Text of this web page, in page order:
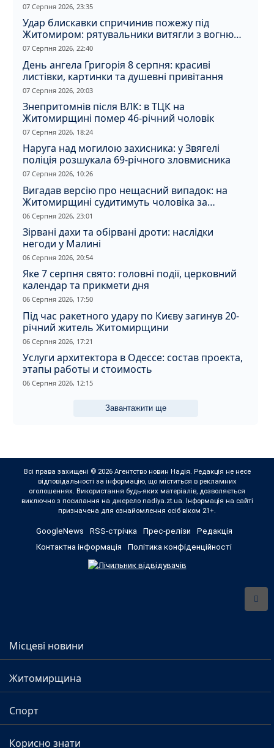
07 Серпня 2026, 23:35
Удар блискавки спричинив пожежу під
Житомиром: рятувальники витягли з вогню
кота
07 Серпня 2026, 22:40
День ангела Григорія 8 серпня: красиві
листівки, картинки та душевні привітання
07 Серпня 2026, 20:03
Знепритомнів після ВЛК: в ТЦК на
Житомирщині помер 46-річний чоловік
07 Серпня 2026, 18:24
Наруга над могилою захисника: у Звягелі
поліція розшукала 69-річного зловмисника
07 Серпня 2026, 10:26
Вигадав версію про нещасний випадок: на
Житомирщині судитимуть чоловіка за
вбивство співмешканки
06 Серпня 2026, 23:01
Зірвані дахи та обірвані дроти: наслідки
негоди у Малині
06 Серпня 2026, 20:54
Яке 7 серпня свято: головні події, церковний
календар та прикмети дня
06 Серпня 2026, 17:50
Під час ракетного удару по Києву загинув 20-
річний житель Житомирщини
06 Серпня 2026, 17:21
Услуги архитектора в Одессе: состав проекта,
этапы работы и стоимость
06 Серпня 2026, 12:15
Завантажити ще
Всі права захищені © 2026 Агентство новин Надія. Редакція не несе
відповідальності за інформацію, що міститься в рекламних
оголошеннях. Використання будь-яких матеріалів, дозволяється
виключно з посилання на джерело nadiya.zt.ua. Інформація на сайті
призначена для ознайомлення осіб віком 21+.
GoogleNews RSS-стрічка Прес-релізи
Редакція
Контактна інформація
Політика конфіденційності
Місцеві новини
Житомирщина
Спорт
Корисно знати